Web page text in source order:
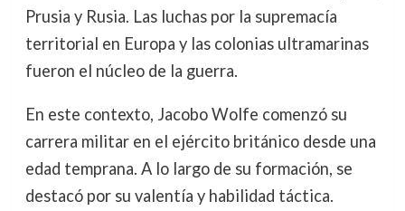
Prusia y Rusia. Las luchas por la supremacía
territorial en Europa y las colonias ultramarinas
fueron el núcleo de la guerra.
En este contexto, Jacobo Wolfe comenzó su
carrera militar en el ejército británico desde una
edad temprana. A lo largo de su formación, se
destacó por su valentía y habilidad táctica.